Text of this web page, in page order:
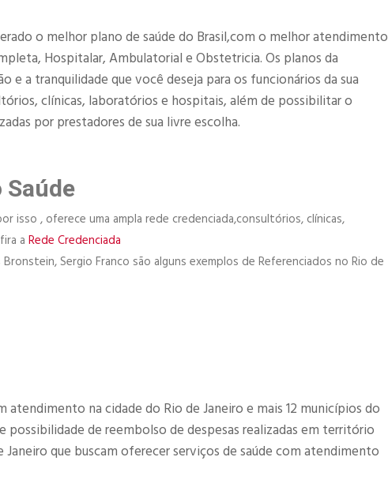
o melhor plano de saúde do Brasil,com o melhor atendimento
Hospitalar, Ambulatorial e Obstetricia. Os planos da
e a tranquilidade que você deseja para os funcionários da sua
clínicas, laboratórios e hospitais, além de possibilitar o
por prestadores de sua livre escolha.
isso , oferece uma ampla rede credenciada,consultórios, clínicas,
a Rede Credenciada
Sergio Franco são alguns exemplos de Referenciados no Rio de
atendimento na cidade do Rio de Janeiro e mais 12 municípios do
possibilidade de reembolso de despesas realizadas em território
que buscam oferecer serviços de saúde com atendimento